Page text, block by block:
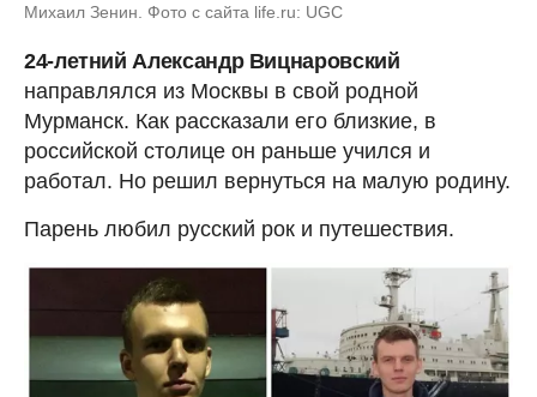
Михаил Зенин. Фото с сайта life.ru: UGC
24-летний Александр Вицнаровский
направлялся из Москвы в свой родной
Мурманск. Как рассказали его близкие, в
российской столице он раньше учился и
работал. Но решил вернуться на малую родину.
Парень любил русский рок и путешествия.